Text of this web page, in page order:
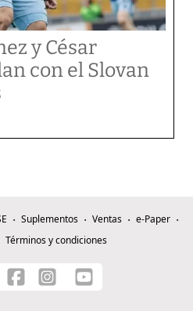
y César
con el Slovan
Suplementos Ventas
e-Paper
Términos y condiciones